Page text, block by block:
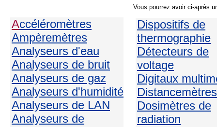
Vous pourrez avoir ci-après
Accéléromètres
Ampèremètres
Analyseurs d'eau
Analyseurs de bruit
Analyseurs de gaz
Analyseurs d'humidité
Analyseurs de LAN
Analyseurs de
Dispositifs de
thermographie
Détecteurs de
voltage
Digitaux
Distancemètres
Dosimètres de
radiation